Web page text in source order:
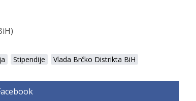
Stipendije Vlada Brčko Distrikta BiH